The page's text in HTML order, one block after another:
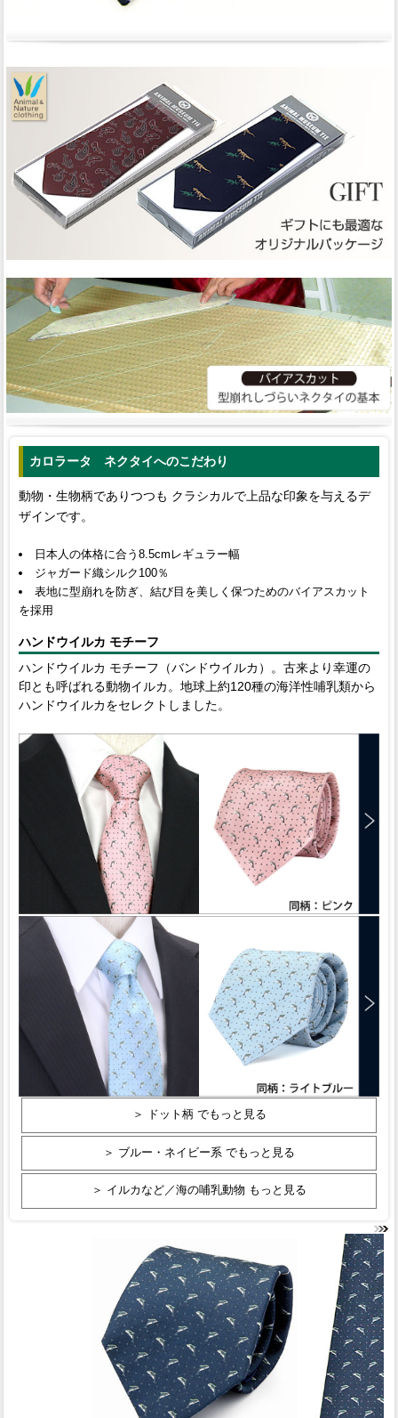
カロラータ ネクタイへのこだわり
動物・生物柄でありつつも クラシカルで上品な印象を与えるデ
ザインです。
日本人の体格に合う8.5cmレギュラー幅
ジャガード織シルク100％
表地に型崩れを防ぎ、結び目を美しく保つためのバイアスカット
を採用
ハンドウイルカ モチーフ
ハンドウイルカ モチーフ（バンドウイルカ）。古来より幸運の
印とも呼ばれる動物イルカ。地球上約120種の海洋性哺乳類から
ハンドウイルカをセレクトしました。
＞ ドット柄 でもっと見る
＞ ブルー・ネイビー系 でもっと見る
＞ イルカなど／海の哺乳動物 もっと見る